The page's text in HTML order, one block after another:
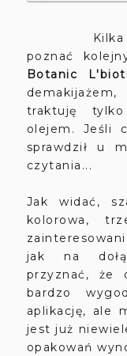
Kilka
poznać
Botanic
traktuję
olejem. Jeśli
sprawdził u
czytania...
Jak widać,
kolorowa,
jak na
przyznać, że
bardzo
aplikację, ale
jest już
opakowań